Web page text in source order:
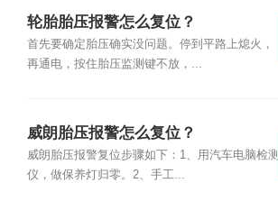
轮胎胎压报警怎么复位？
首先要确定胎压确实没问题。停到平路上熄火，
再通电，按住胎压监测键不放，...
威朗胎压报警怎么复位？
威朗胎压报警复位步骤如下：1、用汽车电脑检测
仪，做保养灯归零。2、手工...